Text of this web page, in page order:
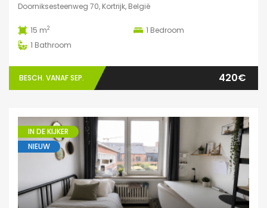
Doorniksesteenweg 70, Kortrijk, België
15 m2 1 Bedroom
1 Bathroom
BESCH. VANAF SEP. 420€
IN DE KIJKER
NIEUW